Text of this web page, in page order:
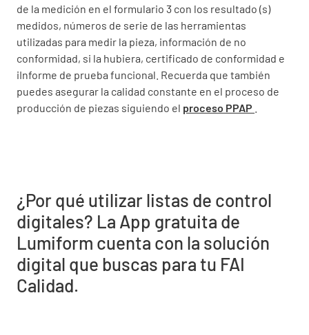
de la medición en el formulario 3 con los resultado (s)
medidos, números de serie de las herramientas
utilizadas para medir la pieza, información de no
conformidad, si la hubiera, certificado de conformidad e
iInforme de prueba funcional. Recuerda que también
puedes asegurar la calidad constante en el proceso de
producción de piezas siguiendo el proceso PPAP
¿Por qué utilizar listas de control
digitales? La App gratuita de
Lumiform cuenta con la solución
digital que buscas para tu FAI
Calidad.